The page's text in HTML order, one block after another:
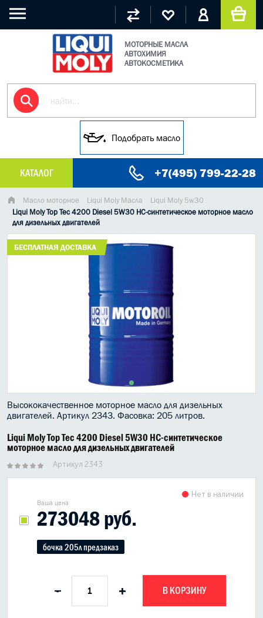
МОТОРНЫЕ МАСЛА
АВТОХИМИЯ
АВТОКОСМЕТИКА
Подобрать масло
КАТАЛОГ +7(495) 799-22-28
МАСЛО МОТОРНОЕ
ГРУЗОВЫЕ МАСЛА
ГИДРАВЛИЧЕСКИЕ МАСЛА
КОНСИСТЕНТНАЯ СМАЗКА
ИНДУСТРИАЛЬНЫЕ МАСЛА
АНТИФРИЗЫ СПЕЦЖИДКОСТИ
ПРИСАДКИ АВТОХИМИЯ
АВТО КОСМЕТИКА
Масло моторное Liqui Moly Масла
Liqui Moly 5w30
Liqui Moly Top Tec 4200 Diesel 5W30 НС-синтетическое моторное масло
для дизельных двигателей
БЕСПЛАТНАЯ ДОСТАВКА
Высококачественное моторное масло для дизельных
двигателей. Артикул 2343. Фасовка: 205 литров.
Liqui Moly Top Tec 4200 Diesel 5W30 НС-синтетическое
моторное масло для дизельных двигателей
Артикул 2343
Ваша цена
273048 руб.
Нет в наличии
бочка 205л предзаказ
- + В КОРЗИНУ